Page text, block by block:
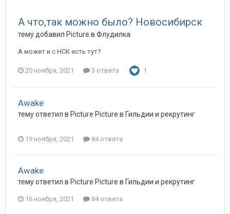
А что,так можно было? Новосибирск
тему добавил Picture в Флудилка
А может и с НСК есть тут?
20 ноября, 2021 3 ответа 1
Awake
тему ответил в Picture Picture в Гильдии и рекрутинг
19 ноября, 2021 84 ответа
Awake
тему ответил в Picture Picture в Гильдии и рекрутинг
16 ноября, 2021 84 ответа